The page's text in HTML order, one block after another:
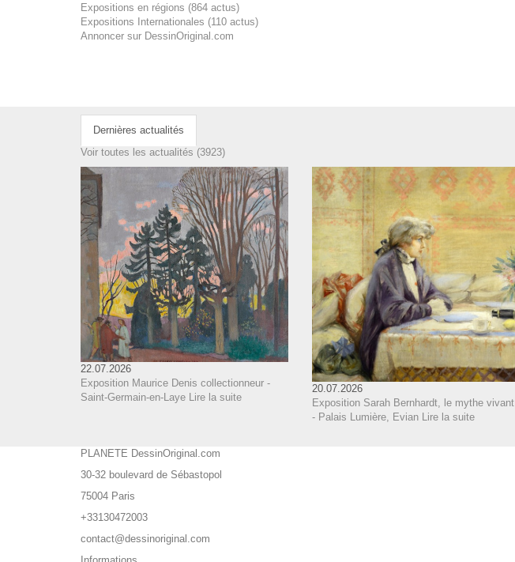
Expositions en régions (864 actus)
Expositions Internationales (110 actus)
Annoncer sur DessinOriginal.com
Dernières actualités
Voir toutes les actualités (3923)
22.07.2026
Exposition Maurice Denis collectionneur -
Saint-Germain-en-Laye Lire la suite
20.07.2026
Exposition Sarah Bernhardt, le mythe vivant
- Palais Lumière, Evian
Lire la suite
PLANETE DessinOriginal.com
30-32 boulevard de Sébastopol
75004 Paris
+33130472003
contact@dessinoriginal.com